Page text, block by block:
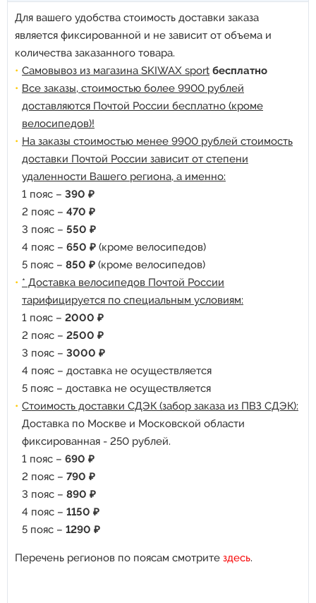
Для вашего удобства стоимость доставки заказа
является фиксированной и не зависит от объема и
количества заказанного товара.
Самовывоз из магазина SKIWAX sport бесплатно
Все заказы, стоимостью более 9900 рублей
доставляются Почтой России бесплатно (кроме
велосипедов)!
На заказы стоимостью менее 9900 рублей стоимость
доставки Почтой России зависит от степени
удаленности Вашего региона, а именно:
1 пояс – 390 ₽
2 пояс – 470 ₽
3 пояс – 550 ₽
4 пояс – 650 ₽ (кроме велосипедов)
5 пояс – 850 ₽ (кроме велосипедов)
* Доставка велосипедов Почтой России
тарифицируется по специальным условиям:
1 пояс – 2000 ₽
2 пояс – 2500 ₽
3 пояс – 3000 ₽
4 пояс – доставка не осуществляется
5 пояс – доставка не осуществляется
Стоимость доставки СДЭК (забор заказа из ПВЗ СДЭК):
Доставка по Москве и Московской области
фиксированная - 250 рублей.
1 пояс – 690 ₽
2 пояс – 790 ₽
3 пояс – 890 ₽
4 пояс – 1150 ₽
5 пояс – 1290 ₽
Перечень регионов по поясам смотрите здесь.